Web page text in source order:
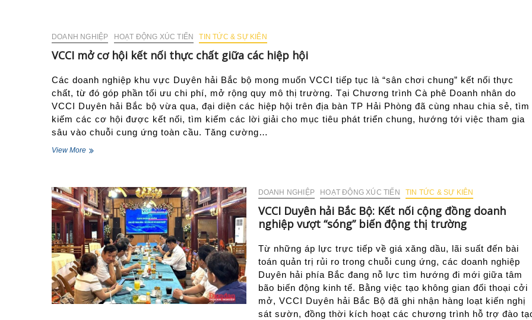
thuế,
sức
nghiệp
phát
triển
bền
vững
DOANH NGHIỆP HOẠT ĐỘNG XÚC TIẾN TIN TỨC & SỰ KIÊN
VCCI mở cơ hội kết nối thực chất giữa các hiệp hội
Các doanh nghiệp khu vực Duyên hải Bắc bộ mong muốn VCCI tiếp tục là “sân chơi chung” kết nối thực
chất, từ đó góp phần tối ưu chi phí, mở rộng quy mô thị trường. Tại Chương trình Cà phê Doanh nhân do
VCCI Duyên hải Bắc bộ vừa qua, đại diện các hiệp hội trên địa bàn TP Hải Phòng đã cùng nhau chia sẻ, tìm
kiếm các cơ hội được kết nối, tìm kiếm các lời giải cho mục tiêu phát triển chung, hướng tới việc tham gia
sâu vào chuỗi cung ứng toàn cầu. Tăng cường…
View MoreVCCI
kết
nối
thực
chất
giữa
các
hiệp
hội
DOANH NGHIỆP HOẠT ĐỘNG XÚC TIẾN TIN TỨC & SỰ KIÊN
VCCI Duyên hải Bắc Bộ: Kết nối cộng đồng doanh
nghiệp vượt “sóng” biến động thị trường
Từ những áp lực trực tiếp về giá xăng dầu, lãi suất đến bài
toán quản trị rủi ro trong chuỗi cung ứng, các doanh nghiệp
Duyên hải phía Bắc đang nỗ lực tìm hướng đi mới giữa tâm
bão biến động kinh tế. Bằng việc tạo không gian đối thoại cởi
mở, VCCI Duyên hải Bắc Bộ đã ghi nhận hàng loạt kiến nghị
sát sườn, đồng thời kích hoạt các chương trình hỗ trợ đào